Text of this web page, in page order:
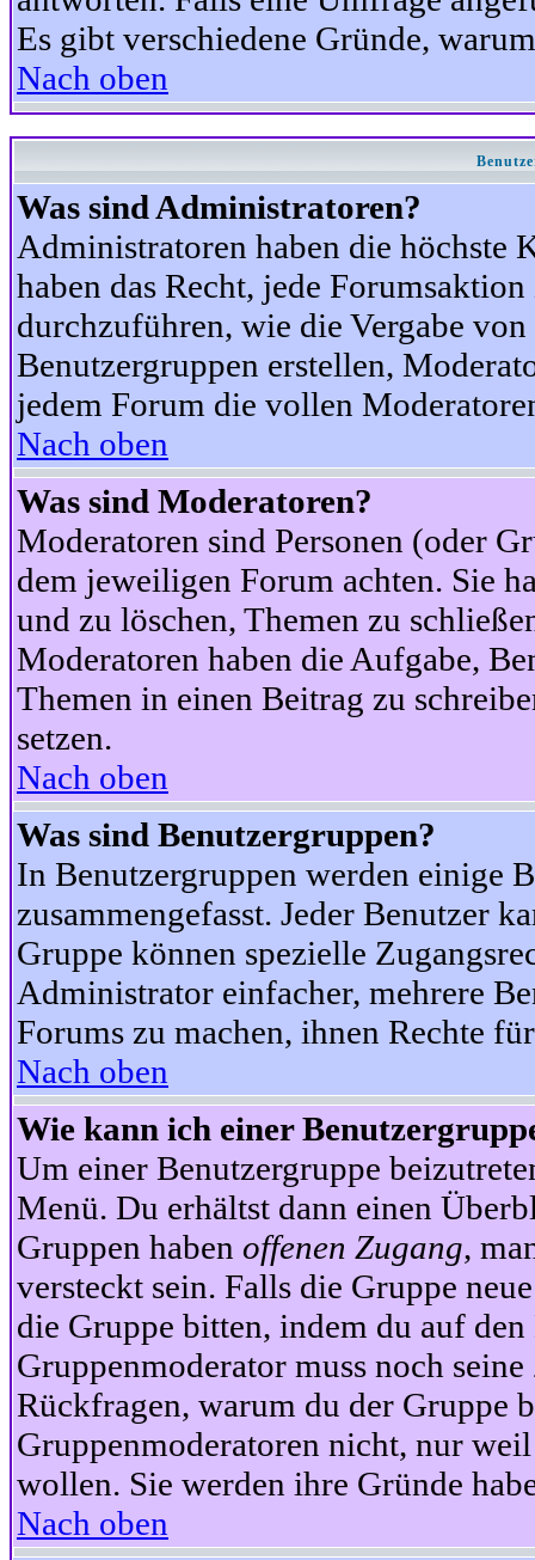
Es gibt verschiedene Gründe,
Nach oben
Was sind Administratoren?
Administratoren haben die höchste
haben das Recht, jede
durchzuführen, wie die Vergabe
Benutzergruppen erstellen,
jedem Forum die vollen
Nach oben
Was sind Moderatoren?
Moderatoren sind Personen (oder
dem jeweiligen Forum achten. Sie
und zu löschen, Themen zu
Moderatoren haben die Aufgabe,
Themen in einen Beitrag zu
setzen.
Nach oben
Was sind Benutzergruppen?
In Benutzergruppen werden einige
zusammengefasst. Jeder Benutzer
Gruppe können spezielle
Administrator einfacher, mehrere
Forums zu machen, ihnen Rechte
Nach oben
Wie kann ich einer
Um einer Benutzergruppe
Menü. Du erhältst dann einen
Gruppen haben offenen Zugang,
versteckt sein. Falls die Gruppe
die Gruppe bitten, indem du auf
Gruppenmoderator muss noch
Rückfragen, warum du der Gruppe
Gruppenmoderatoren nicht, nur
wollen. Sie werden ihre Gründe
Nach oben